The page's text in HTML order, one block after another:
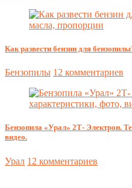
Как развести бензин для
Бензопилы 12 комментариев
Бензопила «Урал» 2Т- Электрон.
видео.
Урал 12 комментариев